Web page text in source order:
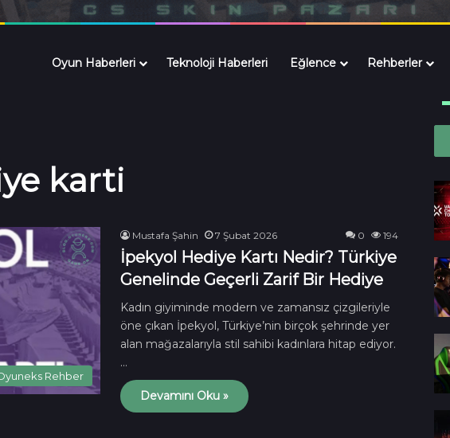
Oyun Haberleri Teknoloji Haberleri Eğlence Rehberler
karti
Rehber
Mustafa Şahin 7 Şubat 2026 0 194
İpekyol Hediye Kartı Nedir? Türkiye
Genelinde Geçerli Zarif Bir Hediye
Kadın giyiminde modern ve zamansız çizgileriyle
öne çıkan İpekyol, Türkiye’nin birçok şehrinde yer
alan mağazalarıyla stil sahibi kadınlara hitap ediyor.
…
Devamını Oku »